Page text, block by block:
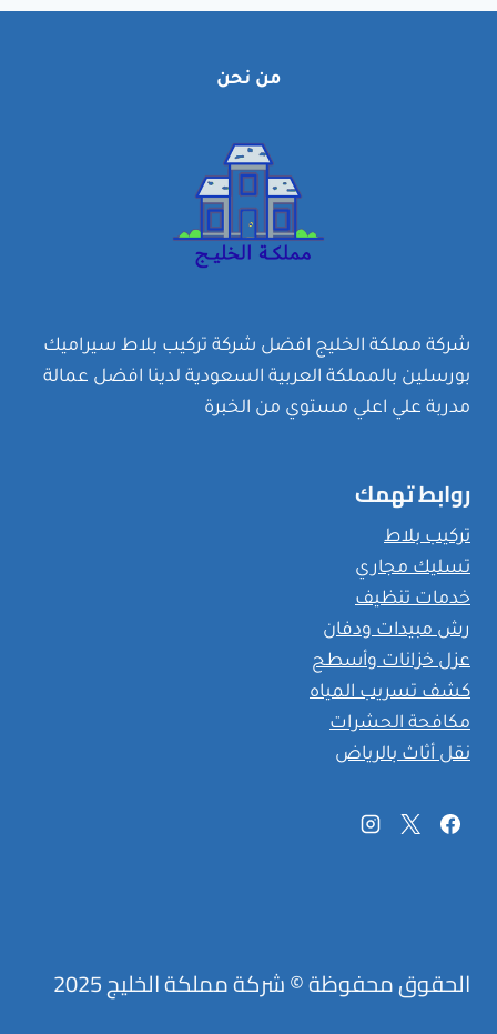
من نحن
شركة مملكة الخليج افضل شركة تركيب بلاط سيراميك
بورسلين بالمملكة العربية السعودية لدينا افضل عمالة
مدربة علي اعلي مستوي من الخبرة
روابط تهمك
تركيب بلاط
تسليك مجاري
خدمات تنظيف
رش مبيدات ودفان
عزل خزانات وأسطح
كشف تسريب المياه
مكافحة الحشرات
نقل أثاث بالرياض
الحقوق محفوظة © شركة مملكة الخليج 2025